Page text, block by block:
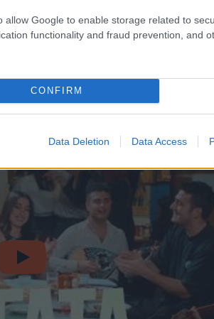
allow Google to enable storage related to
functionality and fraud prevention, and
CONFIRM
Data Deletion Data Access
ένας από τους πιο
το τραγούδι «
στίχους Νίκου Μάθεση και
video